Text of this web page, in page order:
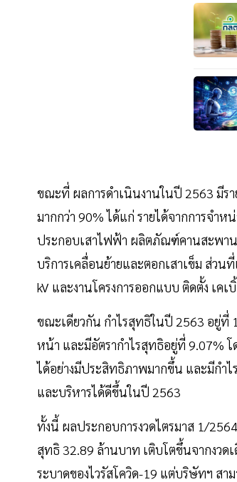
ขณะที่ ผลการดำเนินงานในปี 2563 มีรา
มากกว่า 90% ได้แก่ รายได้จากการจ
ประกอบเสาไฟฟ้า ผลิตภัณฑ์คานสะพา
บริการเคลื่อนย้ายและตอกเสาเข็ม ส่วน
kV และงานโครงการออกแบบ ติดตั้ง เคเ
ขณะเดียวกัน กำไรสุทธิในปี 2563 อยู่ที่
หน้า และมีอัตรากำไรสุทธิอยู่ที่ 9.07%
ได้อย่างมีประสิทธิภาพมากขึ้น และมีกำไ
และบริหารได้ดีขึ้นในปี 2563
ทั้งนี้ ผลประกอบการงวดไตรมาส 1/
สุทธิ 32.89 ล้านบาท เติบโตขึ้นจากงว
ระบาดของไวรัสโควิด-19 แต่บริษัทฯ สา